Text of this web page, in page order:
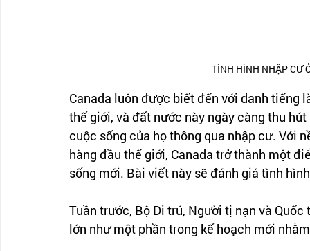
TÌNH HÌNH NHẬP CƯ
Canada luôn được biết đến với danh tiếng
thế giới, và đất nước này ngày càng thu
cuộc sống của họ thông qua nhập cư. Với
hàng đầu thế giới, Canada trở thành một
sống mới. Bài viết này sẽ đánh giá tình
Tuần trước, Bộ Di trú, Người tị nạn và
lớn như một phần trong kế hoạch mới